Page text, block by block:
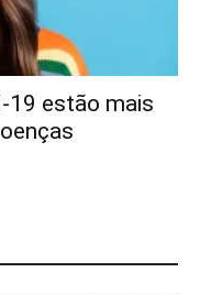
19 estão mais